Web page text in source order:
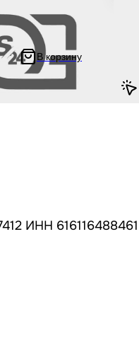
топливный 3,6 мм на
SUZUKI Sepia /
Ямаха Джог 3KJ,
L 20 м
В корзину
ИНН 616116488461